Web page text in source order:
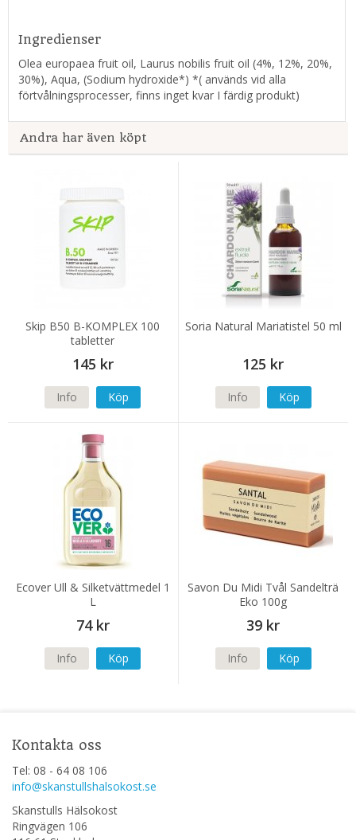
Ingredienser
Olea europaea fruit oil, Laurus nobilis fruit oil (4%, 12%, 20%,
30%), Aqua, (Sodium hydroxide*) *( används vid alla
förtvålningsprocesser, finns inget kvar I färdig produkt)
Andra har även köpt
Skip B50 B-KOMPLEX 100
tabletter
145 kr
Info Köp
Soria Natural Mariatistel 50 ml
125 kr
Info Köp
Ecover Ull & Silketvättmedel 1
L
74 kr
Info Köp
Savon Du Midi Tvål Sandelträ
Eko 100g
39 kr
Info Köp
Kontakta oss
Tel: 08 - 64 08 106
info@skanstullshalsokost.se
Skanstulls Hälsokost
Ringvägen 106